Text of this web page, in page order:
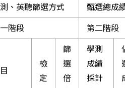
、英聽篩選方式
甄選總成
階段
第二階段
檢
定
篩
選
倍
學測
成績
採計